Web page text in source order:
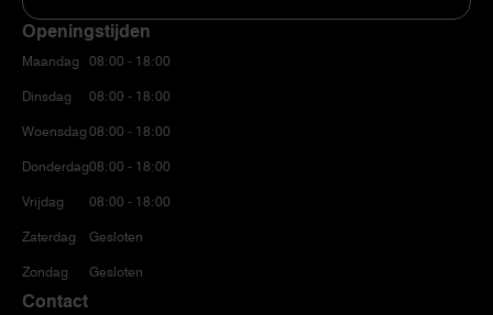
Openingstijden
Maandag
Dinsdag
Woensdag
Donderdag
Vrijdag
Zaterdag
Zondag
08:00 - 18:00
08:00 - 18:00
08:00 - 18:00
08:00 - 18:00
08:00 - 18:00
Gesloten
Gesloten
Contact